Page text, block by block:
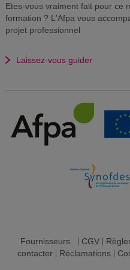
Etes-vous vraiment fait pour ce
formation ? L'Afpa vous
projet professionnel
Laissez-vous guider
Fournisseurs| CGV|
contacter| Réclamations|